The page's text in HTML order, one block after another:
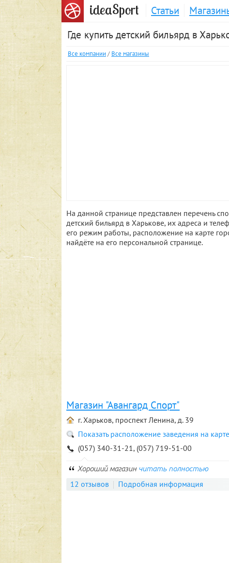
ideaSport Статьи
Где купить детский бильярд в
Все компании / Все магазины
На данной странице представлен перечень
детский бильярд в Харькове, их адреса и
его режим работы, расположение на карте
найдёте на его персональной странице.
Магазин "Авангард Спорт"
г. Харьков, проспект Ленина, д. 39
Показать расположение заведения на
(057) 340-31-21, (057) 719-51-00
Хороший магазин читать полностью
12 отзывов Подробная информация